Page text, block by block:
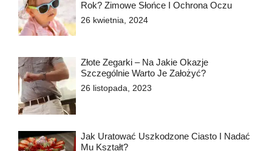
Rok? Zimowe Słońce I Ochrona Oczu
26 kwietnia, 2024
Złote Zegarki – Na Jakie Okazje
Szczególnie Warto Je Założyć?
26 listopada, 2023
Jak Uratować Uszkodzone Ciasto I Nadać
Mu Kształt?